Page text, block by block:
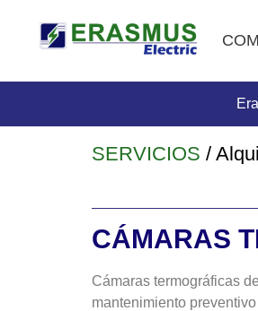
SERVICIOS /
CÁMARAS
Cámaras termográficas
mantenimiento